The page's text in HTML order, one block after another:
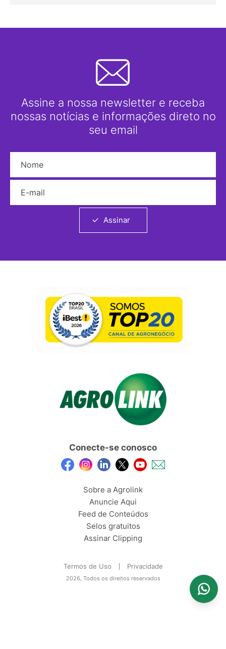
Assine a nossa newsletter e receba
nossas notícias e informações direto no
seu email
Assinar
Conecte-se conosco
Sobre a Agrolink
Anuncie Aqui
Feed de Conteúdos
Selos gratuitos
Assinar Clipping
Termos de Uso Privacidade
2026, Todos os direitos reservados